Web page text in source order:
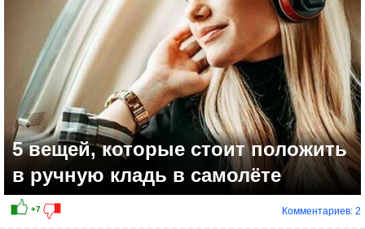
5 вещей, которые стоит положить
в ручную кладь в самолёте
Комментариев: 2